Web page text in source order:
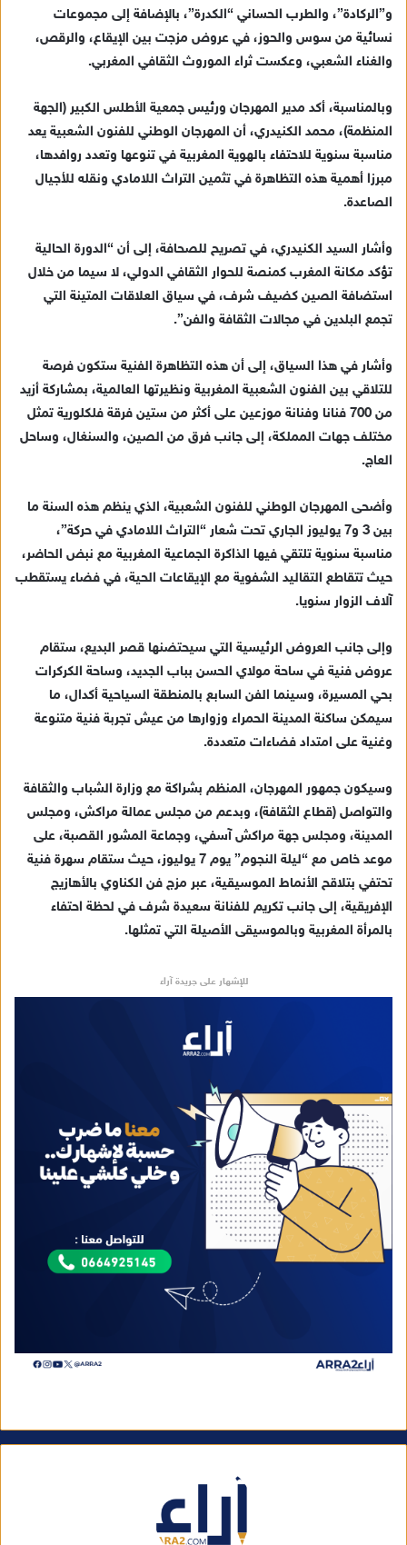
و”الركادة”، والطرب الحساني “الكدرة”، بالإضافة إلى مجموعات
نسائية من سوس والحوز، في عروض مزجت بين الإيقاع، والرقص،
والغناء الشعبي، وعكست ثراء الموروث الثقافي المغربي.
وبالمناسبة، أكد مدير المهرجان ورئيس جمعية الأطلس الكبير (الجهة
المنظمة)، محمد الكنيدري، أن المهرجان الوطني للفنون الشعبية يعد
مناسبة سنوية للاحتفاء بالهوية المغربية في تنوعها وتعدد روافدها،
مبرزا أهمية هذه التظاهرة في تثمين التراث اللامادي ونقله للأجيال
الصاعدة.
وأشار السيد الكنيدري، في تصريح للصحافة، إلى أن “الدورة الحالية
تؤكد مكانة المغرب كمنصة للحوار الثقافي الدولي، لا سيما من خلال
استضافة الصين كضيف شرف، في سياق العلاقات المتينة التي
تجمع البلدين في مجالات الثقافة والفن”.
وأشار في هذا السياق، إلى أن هذه التظاهرة الفنية ستكون فرصة
للتلاقي بين الفنون الشعبية المغربية ونظيرتها العالمية، بمشاركة أزيد
من 700 فنانا وفنانة موزعين على أكثر من ستين فرقة فلكلورية تمثل
مختلف جهات المملكة، إلى جانب فرق من الصين، والسنغال، وساحل
العاج.
وأضحى المهرجان الوطني للفنون الشعبية، الذي ينظم هذه السنة ما
بين 3 و7 يوليوز الجاري تحت شعار “التراث اللامادي في حركة”،
مناسبة سنوية تلتقي فيها الذاكرة الجماعية المغربية مع نبض الحاضر،
حيث تتقاطع التقاليد الشفوية مع الإيقاعات الحية، في فضاء يستقطب
آلاف الزوار سنويا.
وإلى جانب العروض الرئيسية التي سيحتضنها قصر البديع، ستقام
عروض فنية في ساحة مولاي الحسن بباب الجديد، وساحة الكركرات
بحي المسيرة، وسينما الفن السابع بالمنطقة السياحية أكدال، ما
سيمكن ساكنة المدينة الحمراء وزوارها من عيش تجربة فنية متنوعة
وغنية على امتداد فضاءات متعددة.
وسيكون جمهور المهرجان، المنظم بشراكة مع وزارة الشباب والثقافة
والتواصل (قطاع الثقافة)، وبدعم من مجلس عمالة مراكش، ومجلس
المدينة، ومجلس جهة مراكش آسفي، وجماعة المشور القصبة، على
موعد خاص مع “ليلة النجوم” يوم 7 يوليوز، حيث ستقام سهرة فنية
تحتفي بتلاقح الأنماط الموسيقية، عبر مزج فن الكناوي بالأهازيج
الإفريقية، إلى جانب تكريم للفنانة سعيدة شرف في لحظة احتفاء
بالمرأة المغربية وبالموسيقى الأصيلة التي تمثلها.
للإشهار على جريدة آراء